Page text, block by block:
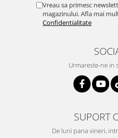
Vreau sa primesc
magazinului. Afla mai
Confidentialitate
Urmareste-ne in
SUPORT
De luni pana vineri,